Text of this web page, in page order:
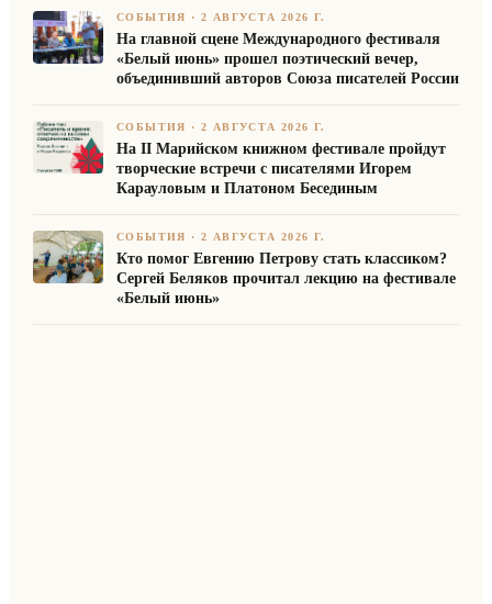
СОБЫТИЯ ·2 АВГУСТА 2026 Г.
На главной сцене Международного фестиваля
«Белый июнь» прошел поэтический вечер,
объединивший авторов Союза писателей России
СОБЫТИЯ ·2 АВГУСТА 2026 Г.
На II Марийском книжном фестивале пройдут
творческие встречи с писателями Игорем
Карауловым и Платоном Бесединым
СОБЫТИЯ ·2 АВГУСТА 2026 Г.
Кто помог Евгению Петрову стать классиком?
Сергей Беляков прочитал лекцию на фестивале
«Белый июнь»